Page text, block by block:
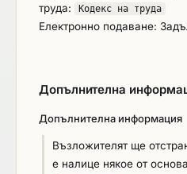
труда:
Кодекс на труда
Електронно подаване:
Допълнителна
Допълнителна информация
Възложителят ще
е налице някое от